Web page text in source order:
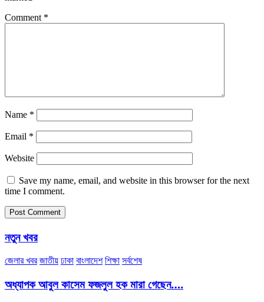
Comment *
Name *
Email *
Website
Save my name, email, and website in this browser for the next
time I comment.
নতুন খবর
জেলার খবর জাতীয় ঢাকা বাংলাদেশ শিক্ষা সর্বশেষ
অধ্যাপক আবুল কাসেম ফজলুল হক মারা গেছেন….